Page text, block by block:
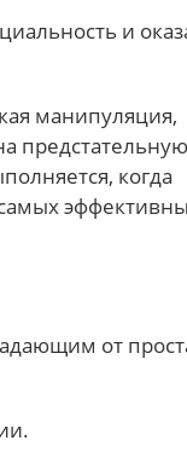
и
манипуляция,
когда
от